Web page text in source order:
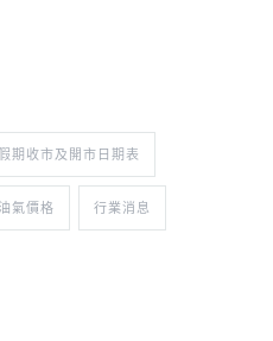
期收市及開市日期表
氣價格 行業消息